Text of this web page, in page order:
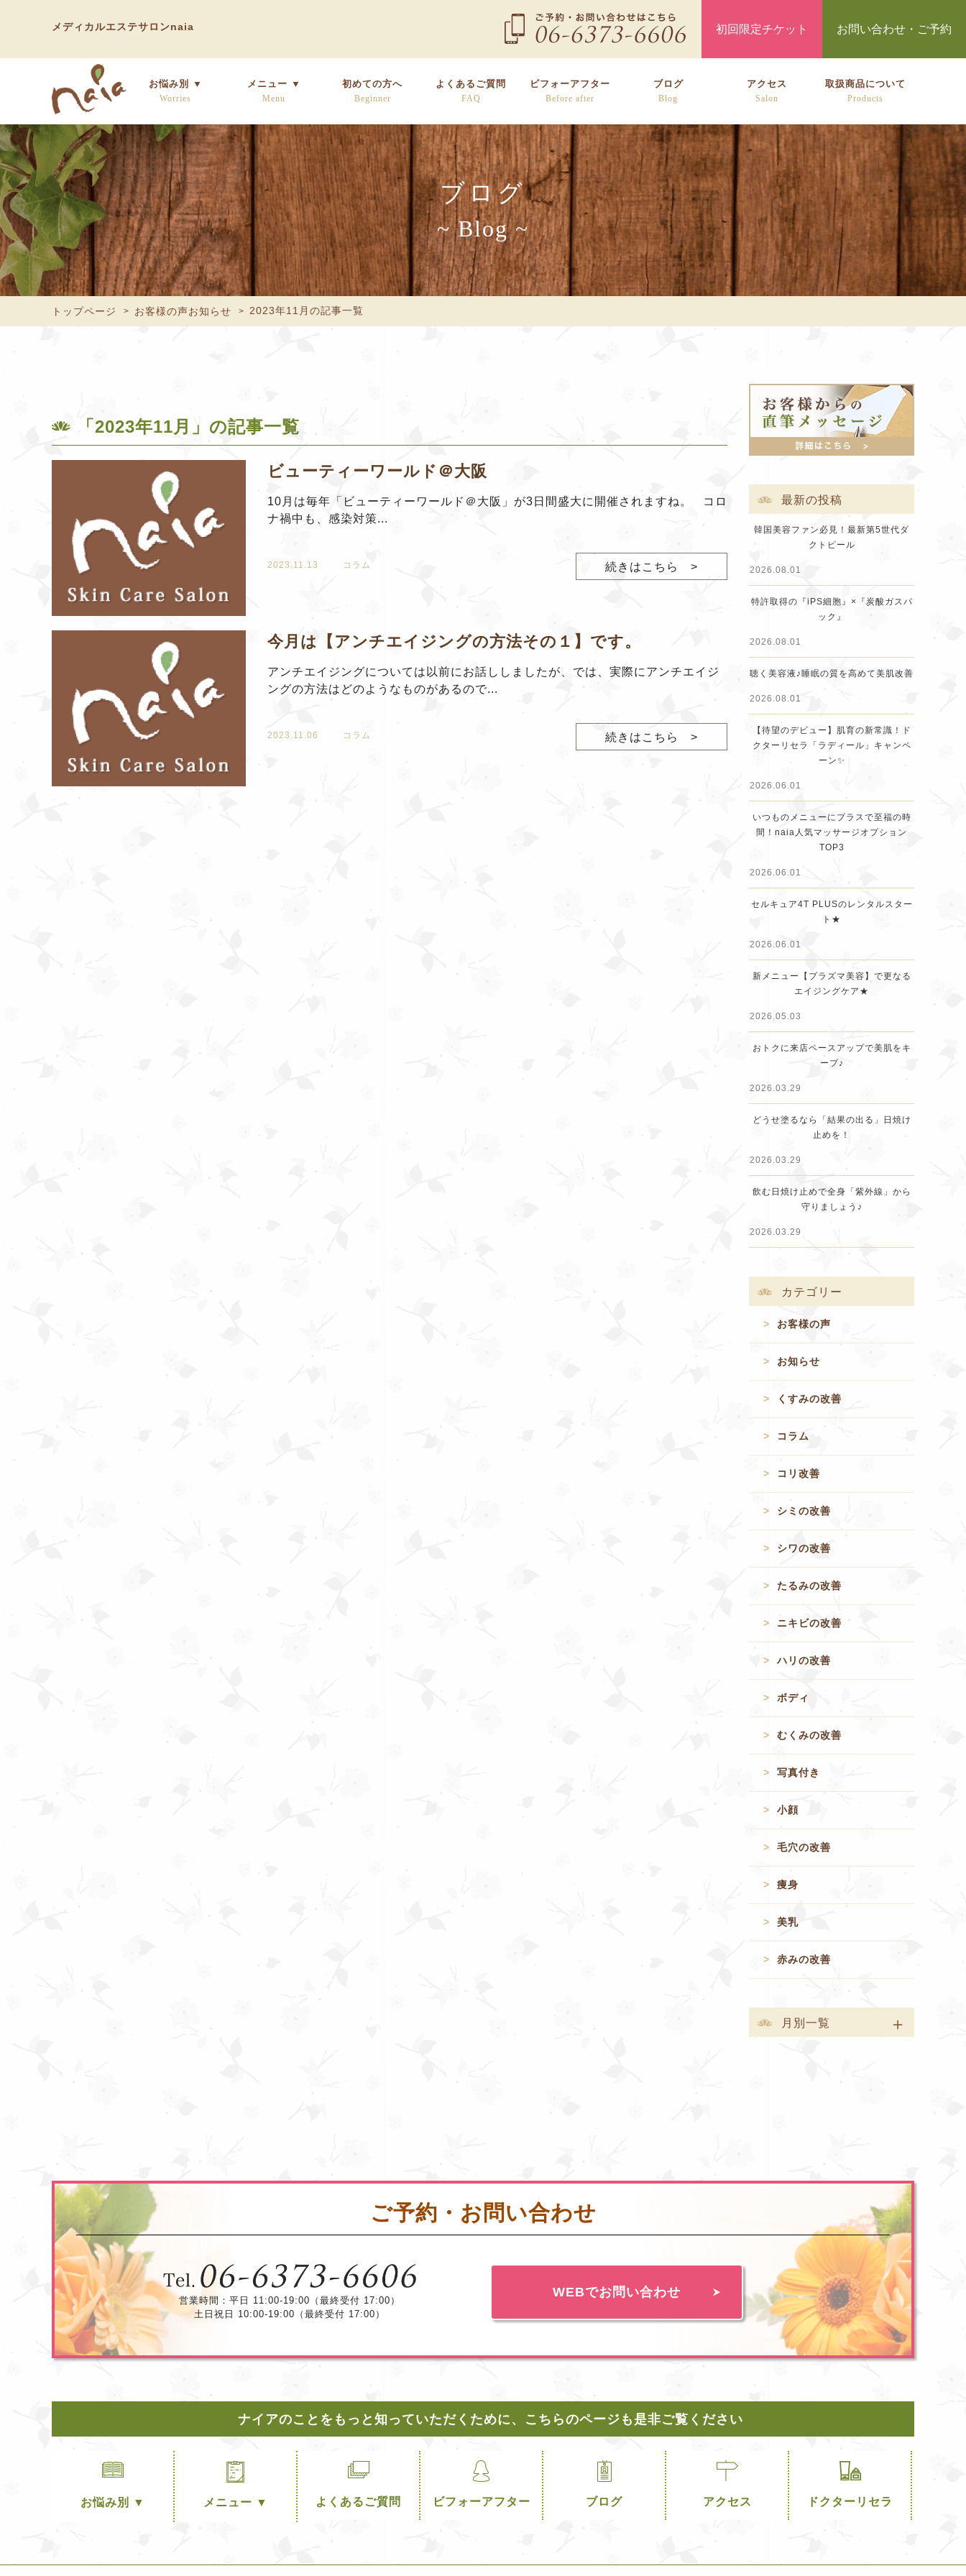
メディカルエステサロンnaia 初回限定チケット お問い合わせ・ご予約
お悩み別 ▼
Worries
メニュー ▼
Menu
初めての方へ
Beginner
よくあるご質問
FAQ
ビフォーアフター
Before after
ブログ
Blog
アクセス
Salon
取扱商品について
Products
ブログ
~ Blog ~
トップページ お客様の声お知らせ 2023年11月の記事一覧
「2023年11月」の記事一覧
ビューティーワールド＠大阪
10月は毎年「ビューティーワールド＠大阪」が3日間盛大に開催されますね。 コロ
ナ禍中も、感染対策...
2023.11.13 コラム 続きはこちら >
今月は【アンチエイジングの方法その１】です。
アンチエイジングについては以前にお話ししましたが、では、実際にアンチエイジ
ングの方法はどのようなものがあるので...
2023.11.06 コラム 続きはこちら >
最新の投稿
韓国美容ファン必見！最新第5世代ダ
クトピール
2026.08.01
特許取得の『iPS細胞』×『炭酸ガスパ
ック』
2026.08.01
聴く美容液♪睡眠の質を高めて美肌改善
2026.08.01
【待望のデビュー】肌育の新常識！ド
クターリセラ「ラディール」キャンペ
ーン✨
2026.06.01
いつものメニューにプラスで至福の時
間！naia人気マッサージオプション
TOP3
2026.06.01
セルキュア4T PLUSのレンタルスター
ト★
2026.06.01
新メニュー【プラズマ美容】で更なる
エイジングケア★
2026.05.03
おトクに来店ペースアップで美肌をキ
ープ♪
2026.03.29
どうせ塗るなら「結果の出る」日焼け
止めを！
2026.03.29
飲む日焼け止めで全身「紫外線」から
守りましょう♪
2026.03.29
カテゴリー
お客様の声
お知らせ
くすみの改善
コラム
コリ改善
シミの改善
シワの改善
たるみの改善
ニキビの改善
ハリの改善
ボディ
むくみの改善
写真付き
小顔
毛穴の改善
痩身
美乳
赤みの改善
月別一覧
ご予約・お問い合わせ
営業時間：平日 11:00-19:00（最終受付 17:00）
土日祝日 10:00-19:00（最終受付 17:00）
WEBでお問い合わせ
ナイアのことをもっと知っていただくために、こちらのページも是非ご覧ください
お悩み別 ▼ メニュー ▼ よくあるご質問 ビフォーアフター ブログ アクセス ドクターリセラ